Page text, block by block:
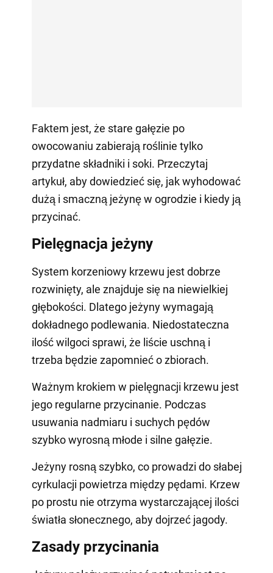
Faktem jest, że stare gałęzie po
owocowaniu zabierają roślinie tylko
przydatne składniki i soki. Przeczytaj
artykuł, aby dowiedzieć się, jak wyhodować
dużą i smaczną jeżynę w ogrodzie i kiedy ją
przycinać.
Pielęgnacja jeżyny
System korzeniowy krzewu jest dobrze
rozwinięty, ale znajduje się na niewielkiej
głębokości. Dlatego jeżyny wymagają
dokładnego podlewania. Niedostateczna
ilość wilgoci sprawi, że liście uschną i
trzeba będzie zapomnieć o zbiorach.
Ważnym krokiem w pielęgnacji krzewu jest
jego regularne przycinanie. Podczas
usuwania nadmiaru i suchych pędów
szybko wyrosną młode i silne gałęzie.
Jeżyny rosną szybko, co prowadzi do słabej
cyrkulacji powietrza między pędami. Krzew
po prostu nie otrzyma wystarczającej ilości
światła słonecznego, aby dojrzeć jagody.
Zasady przycinania